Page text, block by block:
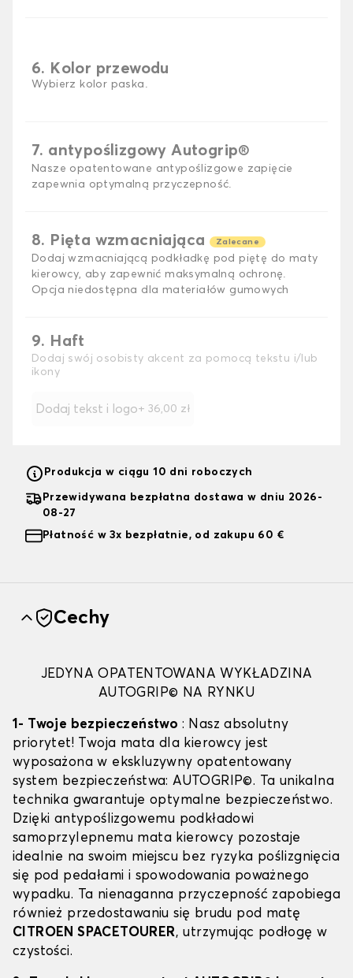
6. Kolor przewodu
Wybierz kolor paska.
7. antypoślizgowy Autogrip®
Nasze opatentowane antypoślizgowe zapięcie
zapewnia optymalną przyczepność.
8. Pięta wzmacniająca Zalecane
Dodaj wzmacniającą podkładkę pod piętę do maty
kierowcy, aby zapewnić maksymalną ochronę.
Opcja niedostępna dla materiałów gumowych
9. Haft
Dodaj swój osobisty akcent za pomocą tekstu i/lub
ikony
Dodaj tekst i logo+ 36,00 zł
Produkcja w ciągu 10 dni roboczych
Przewidywana bezpłatna dostawa w dniu 2026-
08-27
Płatność w 3x bezpłatnie, od zakupu 60 €
Cechy
JEDYNA OPATENTOWANA WYKŁADZINA
AUTOGRIP© NA RYNKU
1- Twoje bezpieczeństwo : Nasz absolutny
priorytet! Twoja mata dla kierowcy jest
wyposażona w ekskluzywny opatentowany
system bezpieczeństwa: AUTOGRIP©. Ta unikalna
technika gwarantuje optymalne bezpieczeństwo.
Dzięki antypoślizgowemu podkładowi
samoprzylepnemu mata kierowcy pozostaje
idealnie na swoim miejscu bez ryzyka poślizgnięcia
się pod pedałami i spowodowania poważnego
wypadku. Ta nienaganna przyczepność zapobiega
również przedostawaniu się brudu pod matę
CITROEN SPACETOURER, utrzymując podłogę w
czystości.